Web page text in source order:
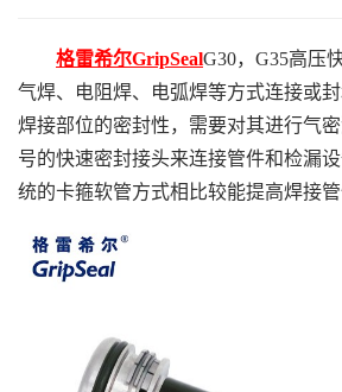
格雷希尔GripSealG30，G35高压
气焊、电阻焊、电弧焊等方式连接或
焊接部位的密封性，需要对其进行气
号的快速密封接头来连接管件和检漏
统的卡箍软管方式相比较能提高焊接管